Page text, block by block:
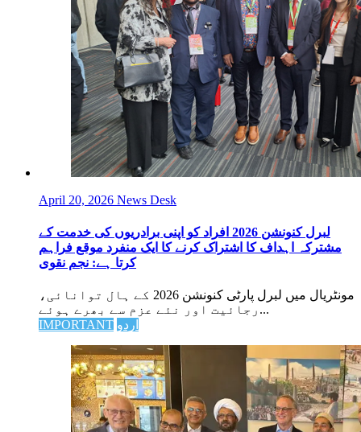
April 20, 2026 News Desk
لبرل کنونشن 2026 افراد کو اپنی برادریوں کی خدمت کے
مشترکہ اہداف کا اشتراک کرنے کا ایک منفرد موقع فراہم
کرتا ہے: نجم نقوی
مونٹریال میں لبرل پارٹی کنونشن 2026 کے ہال توانائی،
رجائیت اور نئے عزم سے بھرے ہوئے...
IMPORTANT اردو